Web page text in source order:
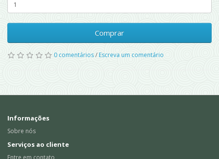
Comprar
0 comentários/Escreva um comentário
Informações
Sobre nós
Serviços ao cliente
Entre em contato